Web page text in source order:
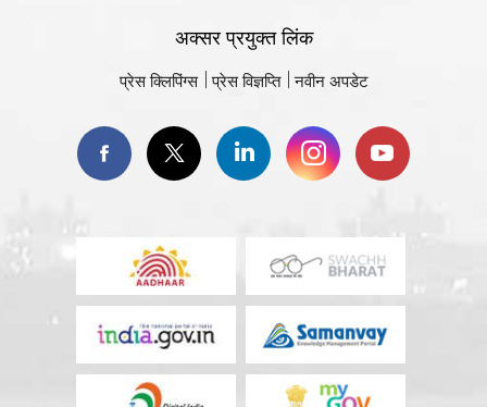
अक्सर प्रयुक्त लिंक
प्रेस क्लिपिंग्स प्रेस विज्ञप्ति नवीन अपडेट